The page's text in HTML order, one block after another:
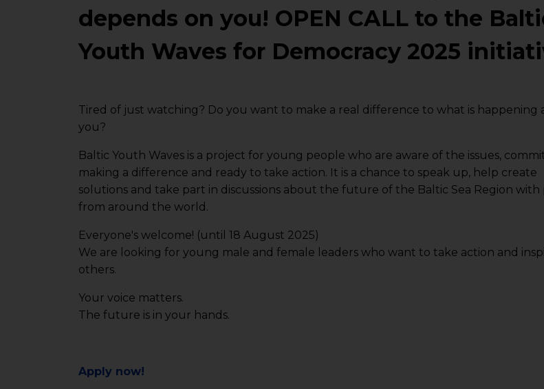
depends on you! OPEN CALL to the
Youth Waves for Democracy 2025
Tired of just watching? Do you want to make a real difference to what is happening
you?
Baltic Youth Waves is a project for young people who are aware of the issues,
making a difference and ready to take action. It is a chance to speak up, help create
solutions and take part in discussions about the future of the Baltic Sea Region with
from around the world.
Everyone's welcome! (until 18 August 2025)
We are looking for young male and female leaders who want to take action and
others.
Your voice matters.
The future is in your hands.
Apply now!